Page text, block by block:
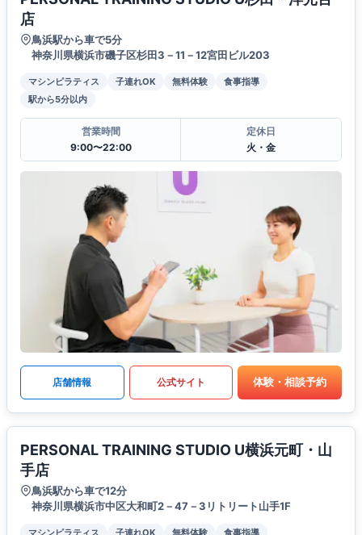
店
鳥浜駅から車で5分
神奈川県横浜市磯子区杉田3－11－12宮田ビル203
マシンピラティス 子連れOK 無料体験
食事指導
駅から5分以内
営業時間
9:00〜22:00
定休日
火・金
店舗情報 公式サイト 体験・相談予約
PERSONAL TRAINING STUDIO U横浜元町・山
手店
鳥浜駅から車で12分
神奈川県横浜市中区大和町2－47－3リトリート山手1F
マシンピラティス 子連れOK 無料体験 食事指導